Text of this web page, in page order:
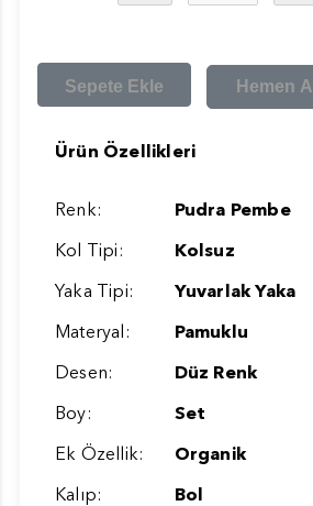
Sepete Ekle Hemen Al
Ürün Özellikleri
Renk:
Pudra Pembe
Kol Tipi:
Kolsuz
Yaka Tipi:
Yuvarlak Yaka
Materyal:
Pamuklu
Desen:
Düz Renk
Boy:
Set
Ek Özellik:
Organik
Kalıp:
Bol